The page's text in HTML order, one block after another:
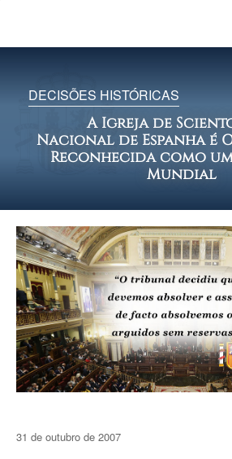
DECISÕES HISTÓRICAS
A Igreja de
Nacional de Espanha é
Reconhecida como
Mundial
31 de outubro de 2007